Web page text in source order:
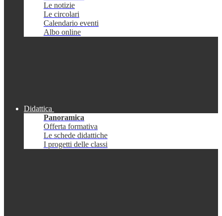
Le notizie
Le circolari
Calendario eventi
Albo online
Didattica
Panoramica
Offerta formativa
Le schede didattiche
I progetti delle classi